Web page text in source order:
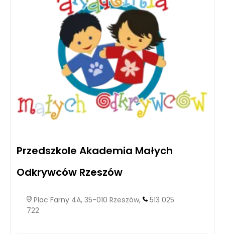
Przedszkole Akademia Małych
Odkrywców Rzeszów
Plac Farny 4A, 35-010 Rzeszów,
513 025
722